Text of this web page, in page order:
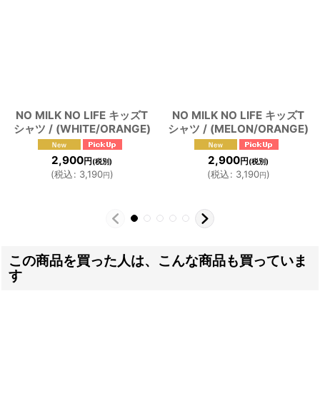
NO MILK NO LIFE キッズT
シャツ / (WHITE/ORANGE)
2,900円 (税別)
(税込: 3,190円)
NO MILK NO LIFE キッズT
シャツ / (MELON/ORANGE)
2,900円 (税別)
(税込: 3,190円)
この商品を買った人は、こんな商品も買っていま
す